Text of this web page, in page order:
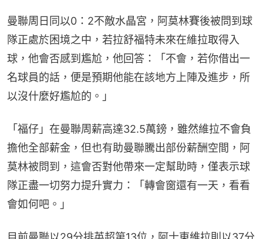
曼聯周日同以0：2不敵水晶宮，阿莫林賽後被問到球
隊正處於困境之中，若拉舒福特未來在維拉取得入
球，他會否感到尷尬，他回答：「不會，若你借出一
名球員的話，便是預期他能在該地方上陣及進步，所
以沒什麼好尷尬的。」
「福仔」在曼聯周薪高達32.5萬鎊，雖然維拉不會負
擔他全部薪金，但也有助曼聯騰出部份薪酬空間，阿
莫林被問到，這會否對他帶來一定幫助時，僅表示球
隊正盡一切努力提升實力：「轉會窗還有一天，看看
會如何吧。」